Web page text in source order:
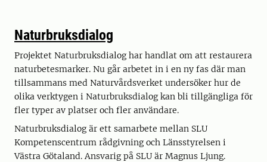
Naturbruksdialog
Projektet Naturbruksdialog har handlat om att restaurera
naturbetesmarker. Nu går arbetet in i en ny fas där man
tillsammans med Naturvårdsverket undersöker hur de
olika verktygen i Naturbruksdialog kan bli tillgängliga för
fler typer av platser och fler användare.
Naturbruksdialog är ett samarbete mellan SLU
Kompetenscentrum rådgivning och Länsstyrelsen i
Västra Götaland. Ansvarig på SLU är Magnus Ljung.